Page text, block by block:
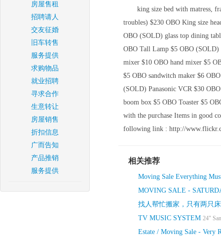
房屋售租
招聘请人
交友征婚
旧车转售
服务提供
求购物品
就业招聘
寻求合作
生意转让
房屋销售
折扣信息
广而告知
产品推销
服务提供
king size bed with matress,
troubles) $230 OBO King size
OBO (SOLD) glass top dining
OBO Tall Lamp $5 OBO (SOLD)
mixer $10 OBO hand mixer $5
$5 OBO sandwitch maker $6
(SOLD) Panasonic VCR $30
boom box $5 OBO Toaster $5
with the purchase Items in good
following link : http://
相关推荐
Moving Sale Everything
MOVING SALE -
找人帮忙搬家，只有两只
TV MUSIC SYSTEM 24"
Estate / Moving Sale - Very